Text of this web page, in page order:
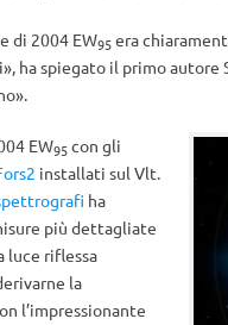
di 2004 EW95era
ha spiegato il primo autore
EW95con gli
installati sul Vlt.
ha
più dettagliate
luce riflessa
la
l’impressionante